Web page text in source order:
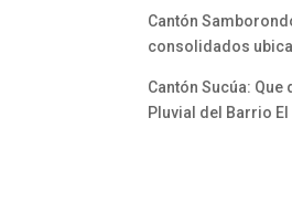
Cantón
consolidados
Cantón Sucúa:
Pluvial del Barrio El